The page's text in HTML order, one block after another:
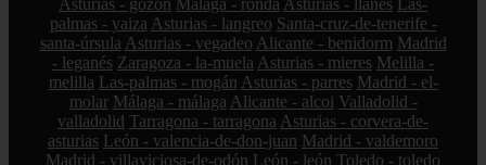
Asturias - gozón Málaga - ronda Asturias - llanes Las-
palmas - yaiza Asturias - langreo Santa-cruz-de-tenerife -
santa-úrsula Asturias - vegadeo Alicante - benidorm Madrid
- leganés Zaragoza - la-muela Asturias - mieres Melilla -
melilla Las-palmas - mogán Asturias - parres Madrid - el-
molar Málaga - málaga Alicante - alcoi Valladolid -
valladolid Tarragona - tarragona Asturias - corvera-de-
asturias León - valencia-de-don-juan Madrid - valdemoro
Madrid - villaviciosa-de-odón León - león Toledo - toledo